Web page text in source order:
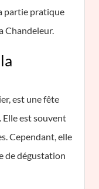
partie pratique
Chandeleur.
est une fête
Elle est souvent
Cependant, elle
de dégustation